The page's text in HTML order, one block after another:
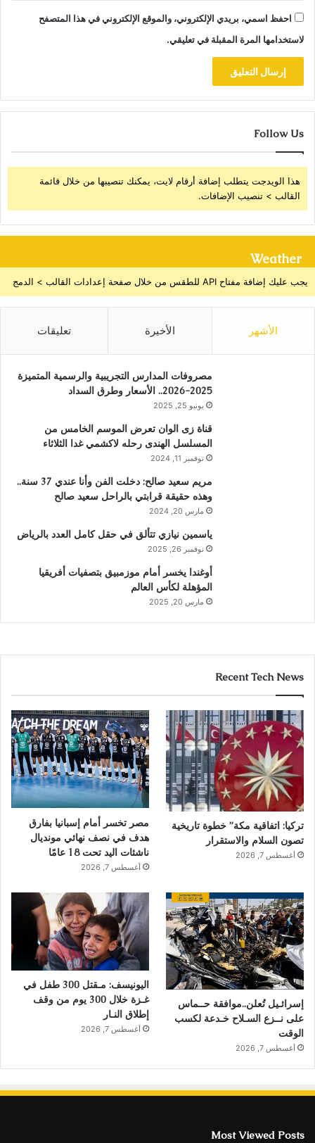
احفظ اسمي، بريدي الإلكتروني، والموقع الإلكتروني في هذا المتصفح
لاستخدامها المرة المقبلة في تعليقي.
Follow Us
هذا الويدجت يتطلب إضافة أرقام لايت، يمكنك تنصيبها من خلال قائمة
القالب > تنصيب الإضافات.
Weather
يجب عليك إضافة مفتاح API للطقس من خلال صفحة إعدادات القالب > الدمج
الأشهر الأخيرة تعليقات
مصروفات المدارس التجريبية والرسمية المتميزة
2025-2026.. الأسعار وطرق السداد
يونيو 25, 2025
قناة زى الوان تعرض الموسم الخامس من
المسلسل الهندى رحله لاكشمي غدا الثلاثاء
نوفمبر 11, 2024
مريم سعيد صالح: دخلت الفن وأنا عندي 37 سنة..
وهذه حقيقة قرابتي بالراحل سعيد صالح
مارس 20, 2024
ياسمين نيازي تتألق في حقل كامل العدد بالرياض
نوفمبر 26, 2025
أوغندا يخسر أمام موزمبيق بتصفيات أفريقيا
المؤهلة لكأس العالم
مارس 20, 2025
Recent Tech News
تركيا: اتفاقية مكة” خطوة تاريخية
تصون السلام والاستقرار
أغسطس 7, 2026
مصر تخسر أمام إسبانيا بفارق
هدف في نصف نهائي مونديال
ناشئات اليد تحت 18 عامًا
أغسطس 7, 2026
إسرائـيل تُعلن..موافقة حــماس
على نــزع السـلاح خـدعة لكسب
الوقت
أغسطس 7, 2026
اليونيسف: مـقتل 300 طفل في
غـزة خلال 300 يوم من وقف
إطلاق النـار
أغسطس 7, 2026
Most Viewed Posts